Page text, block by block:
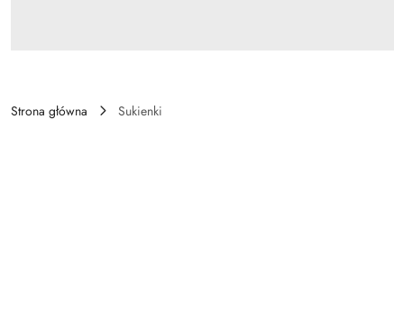
Strona główna
Sukienki